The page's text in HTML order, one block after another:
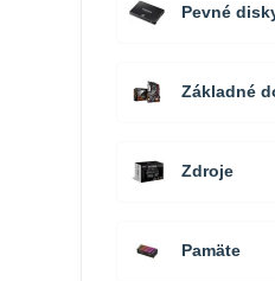
Pevné
Základné
Zdroje
Pamäte